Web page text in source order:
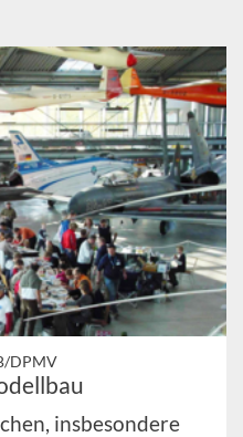
DPMV
insbesondere